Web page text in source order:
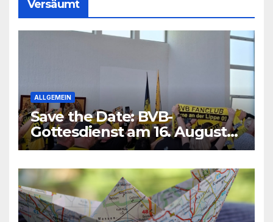
Versäumt
ALLGEMEIN
Save the Date: BVB-
Gottesdienst am 16. August
2026